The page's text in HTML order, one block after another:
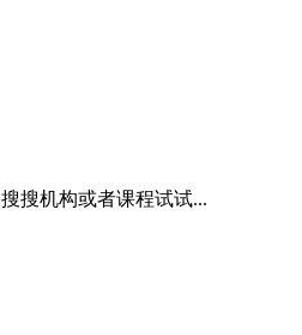
搜搜机构或者课程试试...